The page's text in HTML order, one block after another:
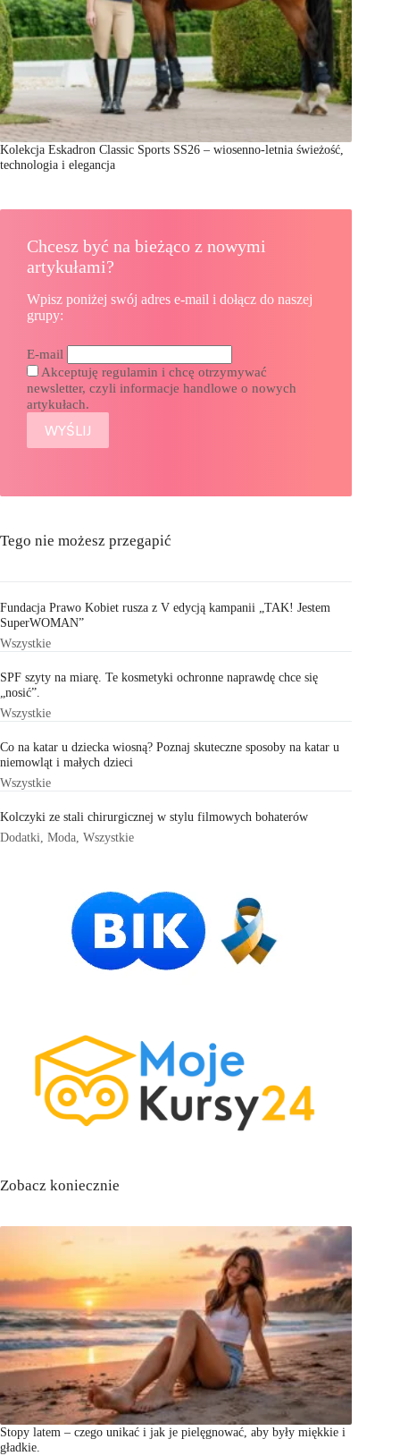
Kolekcja Eskadron Classic Sports SS26 – wiosenno-letnia świeżość,
technologia i elegancja
Chcesz być na bieżąco z nowymi
artykułami?
Wpisz poniżej swój adres e-mail i dołącz do naszej
grupy:
E-mail
Akceptuję regulamin i chcę otrzymywać
newsletter, czyli informacje handlowe o nowych
artykułach.
Tego nie możesz przegapić
Fundacja Prawo Kobiet rusza z V edycją kampanii „TAK! Jestem
SuperWOMAN”
Wszystkie
SPF szyty na miarę. Te kosmetyki ochronne naprawdę chce się
„nosić”.
Wszystkie
Co na katar u dziecka wiosną? Poznaj skuteczne sposoby na katar u
niemowląt i małych dzieci
Wszystkie
Kolczyki ze stali chirurgicznej w stylu filmowych bohaterów
Dodatki Moda Wszystkie
Zobacz koniecznie
Stopy latem – czego unikać i jak je pielęgnować, aby były miękkie i
gładkie.